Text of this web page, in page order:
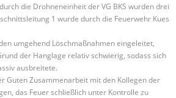
die Drohneneinheit der VG BKS wurden drei
1 wurde durch die Feuerwehr Kues
umgehend Löschmaßnahmen eingeleitet,
der Hanglage relativ schwierig, sodass sich
ausbreitete.
Guten Zusammenarbeit mit den Kollegen der
das Feuer schließlich unter Kontrolle zu